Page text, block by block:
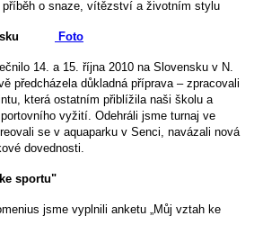
o snaze, vítězství a životním stylu
Foto
14. a 15. října 2010 na Slovensku v N.
předcházela důkladná příprava – zpracovali
která ostatním přiblížila naši školu a
vyžití. Odehráli jsme turnaj ve
se v aquaparku v Senci, navázali nová
dovednosti.
sportu"
jsme vyplnili anketu „Můj vztah ke